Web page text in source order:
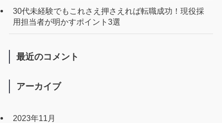
30代未経験でもこれさえ押さえれば転職成功！現役採
用担当者が明かすポイント3選
最近のコメント
アーカイブ
2023年11月